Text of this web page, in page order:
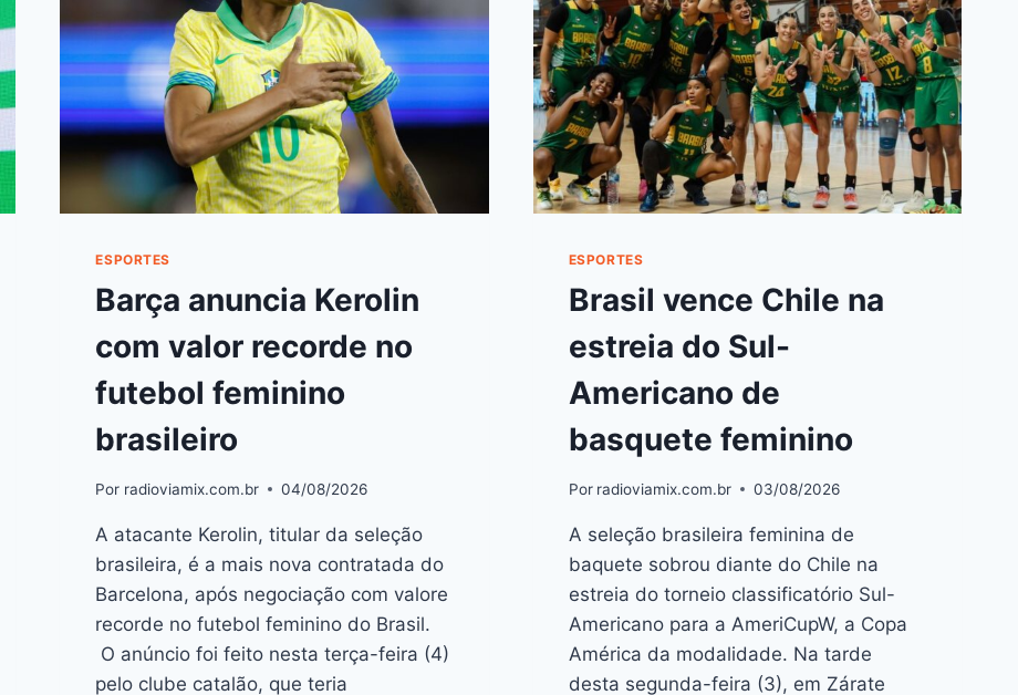
ESPORTES
Barça anuncia Kerolin
com valor recorde no
futebol feminino
brasileiro
Por radioviamix.com.br 04/08/2026
A atacante Kerolin, titular da seleção
brasileira, é a mais nova contratada do
Barcelona, após negociação com valore
recorde no futebol feminino do Brasil.
O anúncio foi feito nesta terça-feira (4)
pelo clube catalão, que teria
ESPORTES
Brasil vence Chile na
estreia do Sul-
Americano de
basquete feminino
Por radioviamix.com.br 03/08/2026
A seleção brasileira feminina de
baquete sobrou diante do Chile na
estreia do torneio classificatório Sul-
Americano para a AmeriCupW, a Copa
América da modalidade. Na tarde
desta segunda-feira (3), em Zárate